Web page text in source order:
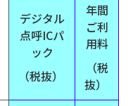
デジタル
点呼ICパ
ック
（税抜）
年間
ご利
用料
（税
抜）